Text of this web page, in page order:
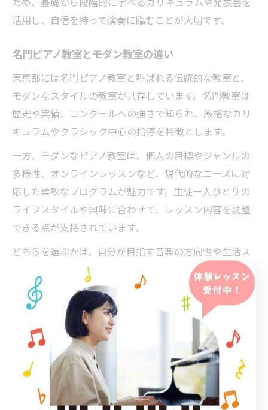
活用し、自信を持って演奏に臨むことが大切です。
名門ピアノ教室とモダン教室の違い
東京都には名門ピアノ教室と呼ばれる伝統的な教室と、
モダンなスタイルの教室が共存しています。名門教室は
歴史や実績、コンクールへの強さで知られ、厳格なカリ
キュラムやクラシック中心の指導を特徴とします。
一方、モダンなピアノ教室は、個人の目標やジャンルの
多様性、オンラインレッスンなど、現代的なニーズに対
応した柔軟なプログラムが魅力です。生徒一人ひとりの
ライフスタイルや興味に合わせて、レッスン内容を調整
できる点が支持されています。
どちらを選ぶかは、自分が目指す音楽の方向性や生活ス
タイルによって異なります。体験レッスンや教室見学を
通じて、自身に最適な環境を見極めることが重要です。
大人初心者にも最適な東京
都内のピアノ教室